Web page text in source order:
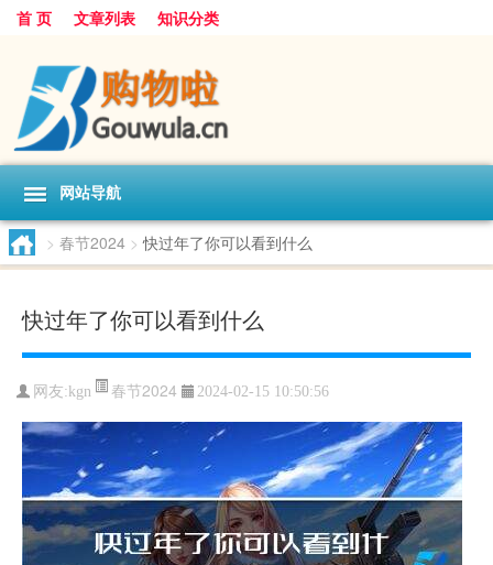
首 页 文章列表 知识分类
网站导航
> 春节2024 > 快过年了你可以看到什么
快过年了你可以看到什么
网友:kgn 春节2024 2024-02-15 10:50:56